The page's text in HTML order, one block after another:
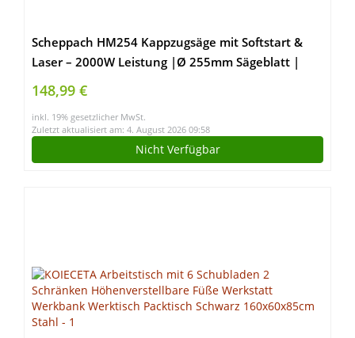
Scheppach HM254 Kappzugsäge mit Softstart &
Laser – 2000W Leistung |Ø 255mm Sägeblatt |
Schnittbreite/höhe: 340mm x 90mm | inkl. 2.
Sägeblatt (HM254)
148,99 €
inkl. 19% gesetzlicher MwSt.
Zuletzt aktualisiert am: 4. August 2026 09:58
Nicht Verfügbar